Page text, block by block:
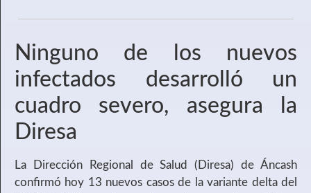
Ninguno de los nuevos
infectados desarrolló un
cuadro severo, asegura la
Diresa
La Dirección Regional de Salud (Diresa) de Áncash
confirmó hoy 13 nuevos casos de la variante delta del